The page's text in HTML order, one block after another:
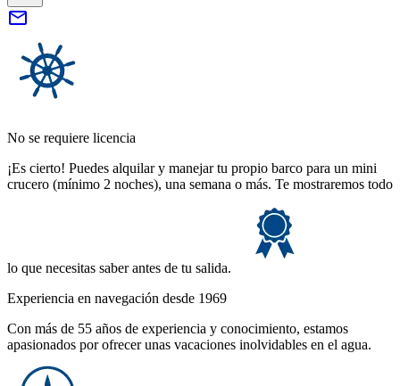
No se requiere licencia
¡Es cierto! Puedes alquilar y manejar tu propio barco para un mini
crucero (mínimo 2 noches), una semana o más. Te mostraremos todo
lo que necesitas saber antes de tu salida.
Experiencia en navegación desde 1969
Con más de 55 años de experiencia y conocimiento, estamos
apasionados por ofrecer unas vacaciones inolvidables en el agua.